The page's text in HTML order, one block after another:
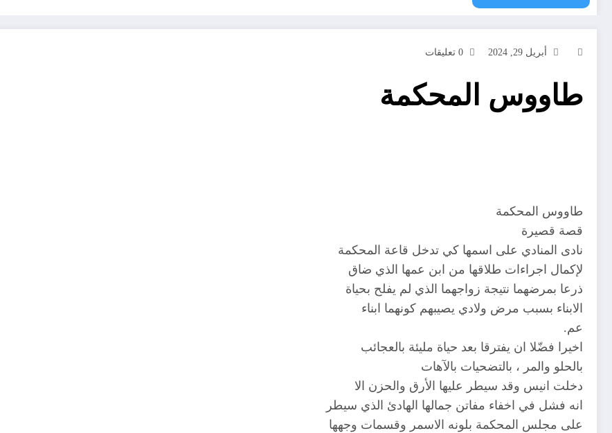
أبريل 29, 2024 0 تعليقات
طاووس المحكمة
طاووس المحكمة
قصة قصيرة
نادى المنادي على اسمها كي تدخل قاعة المحكمة
لإكمال اجراءات طلاقها من ابن عمها الذي ضاق
ذرعا بمرضهما نتيجة زواجهما الذي لم يفلح بحياة
الابناء بسبب مرض ولادي يصيبهم كونهما ابناء
عم.
اخيرا فضّلا ان يفترقا بعد حياة مليئة بالعجائب
بالحلو والمر ، بالتضحيات بالآهات
دخلت انيس وقد سيطر عليها الأرق والحزن الا
انه فشل في اخفاء مفاتن جمالها الهادئ الذي سيطر
على مجلس المحكمة بلونه الاسمر وقسمات وجهها